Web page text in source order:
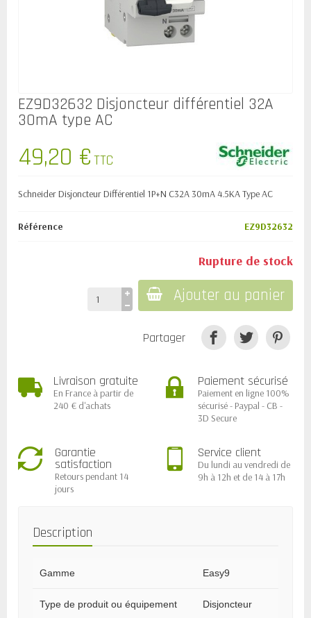
EZ9D32632 Disjoncteur différentiel 32A
30mA type AC
49,20 €TTC
Schneider Disjoncteur Différentiel 1P+N C32A 30mA 4.5KA Type AC
Référence EZ9D32632
Rupture de stock
Ajouter au panier
Partager
Livraison gratuite
En France à partir de
240 € d'achats
Paiement sécurisé
Paiement en ligne 100%
sécurisé - Paypal - CB -
3D Secure
Garantie
satisfaction
Retours pendant 14
jours
Service client
Du lundi au vendredi de
9h à 12h et de 14 à 17h
Description
Gamme Easy9
Type de produit ou équipement Disjoncteur